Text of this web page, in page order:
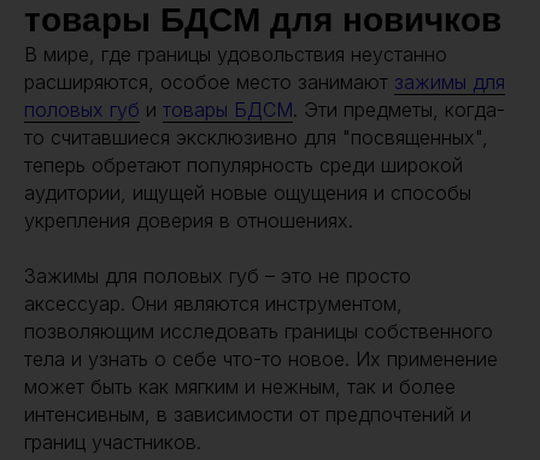
товары БДСМ для новичков
В мире, где границы удовольствия неустанно
расширяются, особое место занимают зажимы для
половых губ и товары БДСМ. Эти предметы, когда-
то считавшиеся эксклюзивно для "посвященных",
теперь обретают популярность среди широкой
аудитории, ищущей новые ощущения и способы
укрепления доверия в отношениях.
Зажимы для половых губ – это не просто
аксессуар. Они являются инструментом,
позволяющим исследовать границы собственного
тела и узнать о себе что-то новое. Их применение
может быть как мягким и нежным, так и более
интенсивным, в зависимости от предпочтений и
границ участников.